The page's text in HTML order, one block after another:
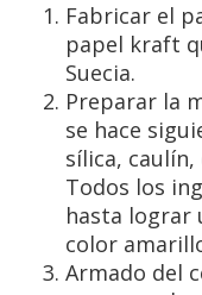
Fabricar el
papel kraft
Suecia.
Preparar la
se hace
sílica,
Todos los
hasta lograr
color
Armado del